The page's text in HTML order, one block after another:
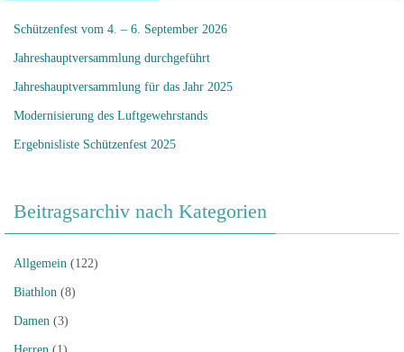
Schützenfest vom 4. – 6. September 2026
Jahreshauptversammlung durchgeführt
Jahreshauptversammlung für das Jahr 2025
Modernisierung des Luftgewehrstands
Ergebnisliste Schützenfest 2025
Beitragsarchiv nach Kategorien
Allgemein (122)
Biathlon (8)
Damen (3)